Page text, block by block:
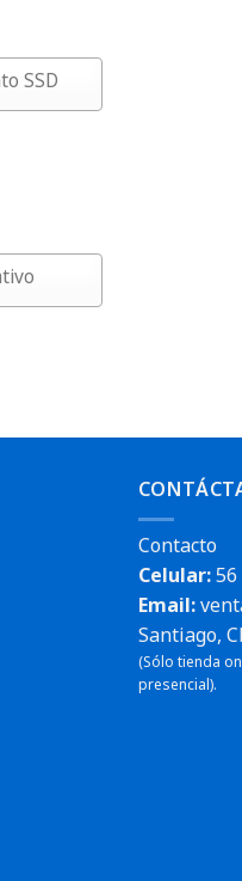
Contacto
Celular:56
Email:
Santiago,
(Sólo tienda
presencial).